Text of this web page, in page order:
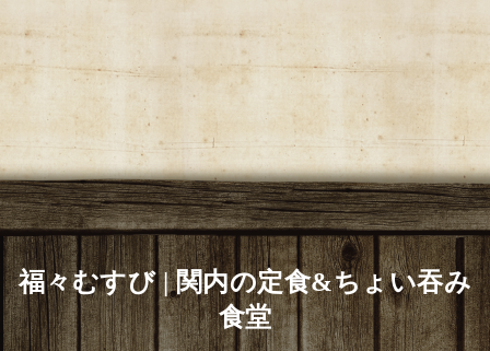
福々むすび | 関内の定食&ちょい吞み
食堂